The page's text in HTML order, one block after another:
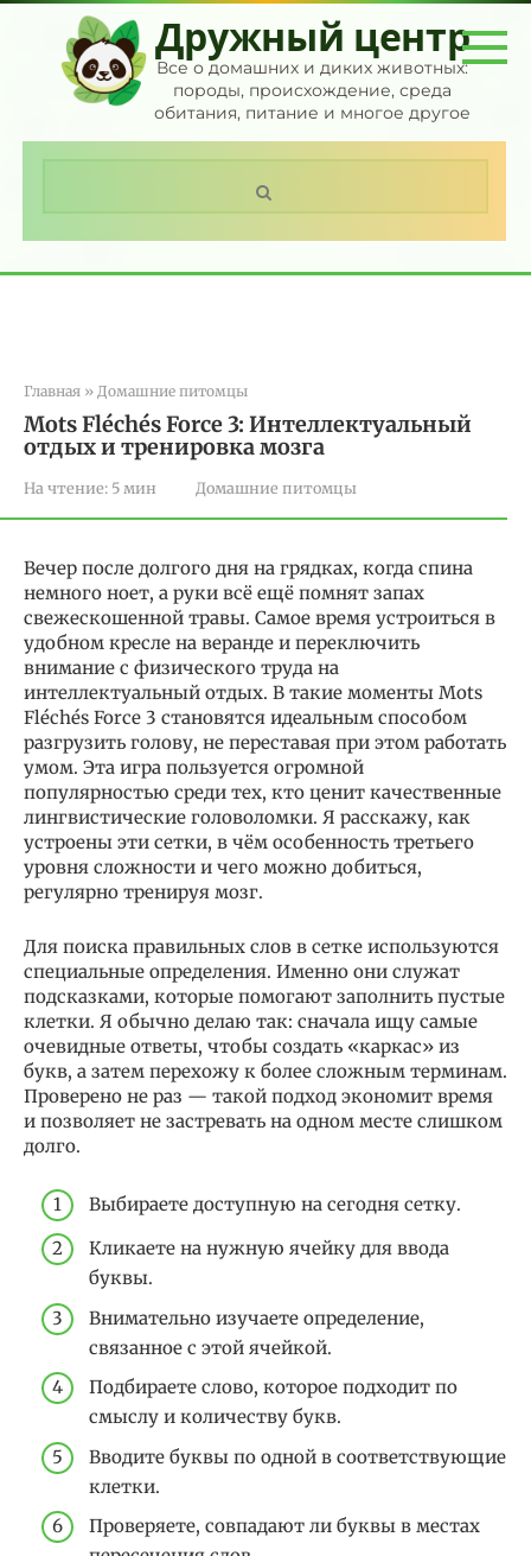
Перейти
контенту
Дружный центр
Все о домашних и диких животных:
породы, происхождение, среда
обитания, питание и многое другое
Главная » Домашние питомцы
Mots Fléchés Force 3: Интеллектуальный
отдых и тренировка мозга
На чтение: 5 мин Домашние питомцы
Вечер после долгого дня на грядках, когда спина
немного ноет, а руки всё ещё помнят запах
свежескошенной травы. Самое время устроиться в
удобном кресле на веранде и переключить
внимание с физического труда на
интеллектуальный отдых. В такие моменты Mots
Fléchés Force 3 становятся идеальным способом
разгрузить голову, не переставая при этом работать
умом. Эта игра пользуется огромной
популярностью среди тех, кто ценит качественные
лингвистические головоломки. Я расскажу, как
устроены эти сетки, в чём особенность третьего
уровня сложности и чего можно добиться,
регулярно тренируя мозг.
Для поиска правильных слов в сетке используются
специальные определения. Именно они служат
подсказками, которые помогают заполнить пустые
клетки. Я обычно делаю так: сначала ищу самые
очевидные ответы, чтобы создать «каркас» из
букв, а затем перехожу к более сложным терминам.
Проверено не раз — такой подход экономит время
и позволяет не застревать на одном месте слишком
долго.
Выбираете доступную на сегодня сетку.
Кликаете на нужную ячейку для ввода
буквы.
Внимательно изучаете определение,
связанное с этой ячейкой.
Подбираете слово, которое подходит по
смыслу и количеству букв.
Вводите буквы по одной в соответствующие
клетки.
Проверяете, совпадают ли буквы в местах